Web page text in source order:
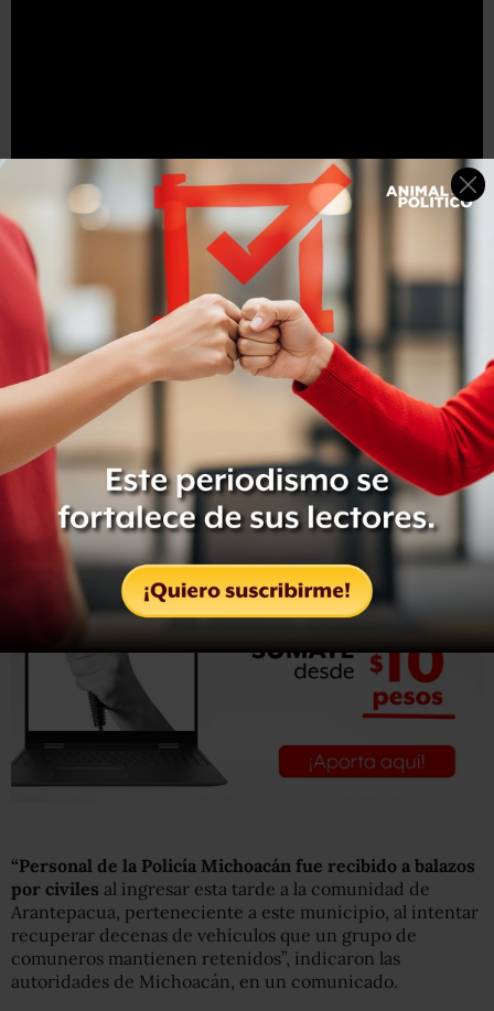
“Personal de la Policía Michoacán fue recibido a balazos
por civiles al ingresar esta tarde a la comunidad de
Arantepacua, perteneciente a este municipio, al intentar
recuperar decenas de vehículos que un grupo de
comuneros mantienen retenidos”, indicaron las
autoridades de Michoacán, en un comunicado.